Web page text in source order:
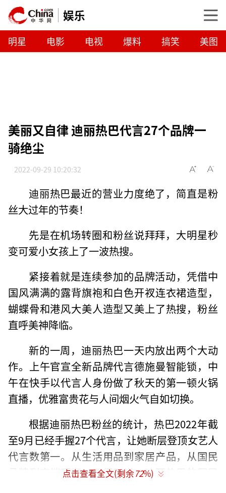
娱乐
明星 电影 电视 爆料 搞笑 美图
美丽又自律 迪丽热巴代言27个品牌一
骑绝尘
2022-09-29 10:20:32
迪丽热巴最近的营业力度绝了，简直是粉
丝大过年的节奏！
先是在机场转圈和粉丝说拜拜，大明星秒
变可爱小女孩上了一波热搜。
紧接着就是连续参加的品牌活动，凭借中
国风满满的露背旗袍和白色开衩连衣裙造型，
蝴蝶骨和港风大美人造型又美上了热搜，粉丝
直呼美神降临。
新的一周，迪丽热巴一天内放出两个大动
作。上午官宣全新品牌代言德施曼智能锁，中
午在快手以代言人身份做了秋天的第一顿火锅
直播，优雅富贵花与人间烟火气自如切换。
根据迪丽热巴粉丝的统计，热巴2022年截
至9月已经手握27个代言，让她断层登顶女艺人
代言数第一。从生活用品到家居产品，从国民
品牌到高端顶奢，不得不说，迪丽热巴的国民
点击查看全文(剩余72%)